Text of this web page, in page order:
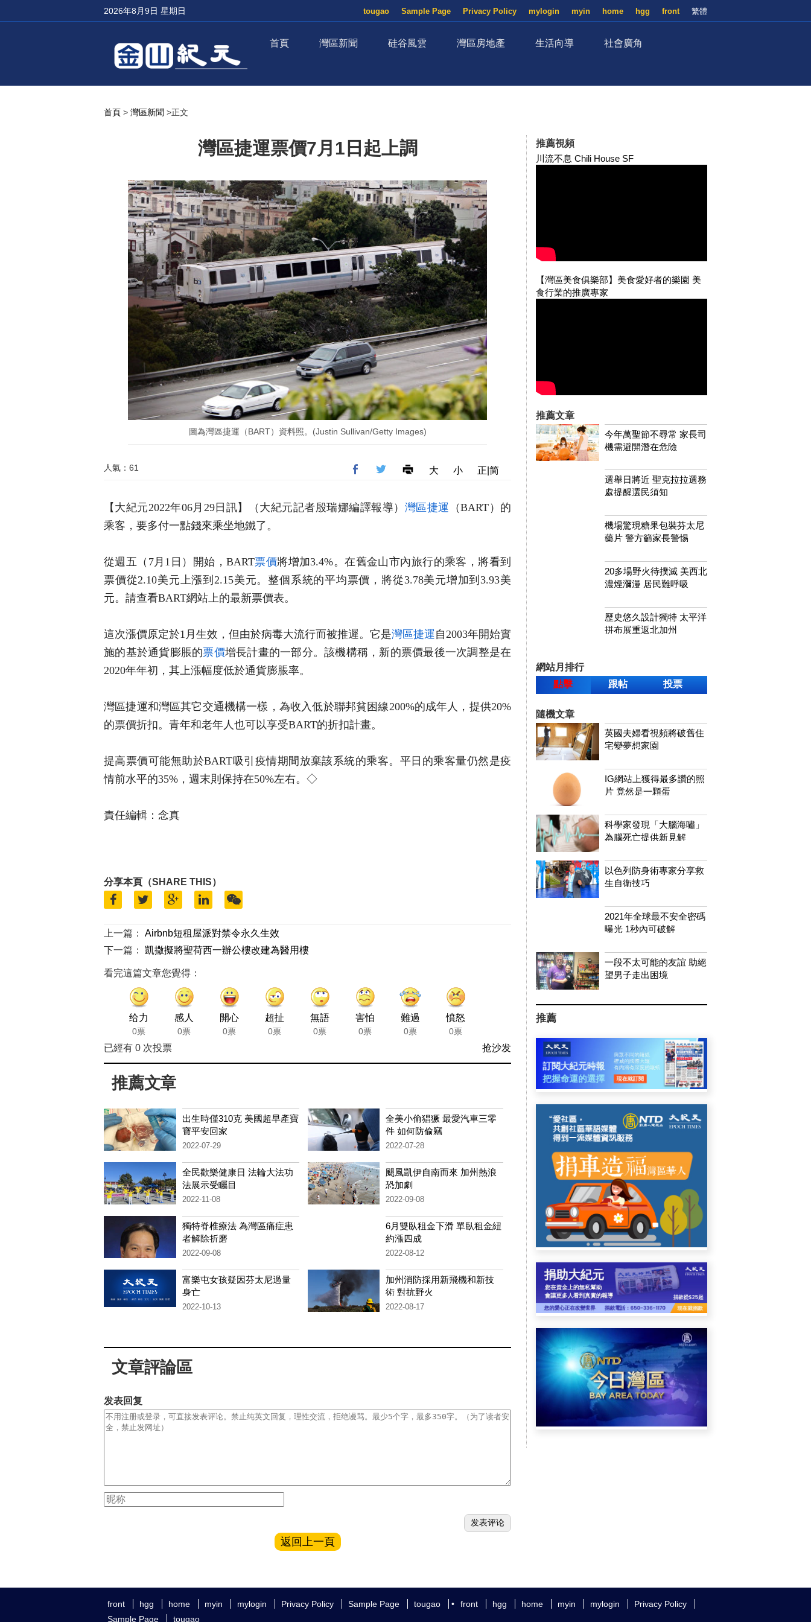
2026年8月9日 星期日 繁體
front
hgg
home
myin
mylogin
Privacy Policy
Sample Page
tougao
首頁 灣區新聞 硅谷風雲 灣區房地產 生活向導 社會廣角
首頁 > 灣區新聞 >正文
灣區捷運票價7月1日起上調
圖為灣區捷運（BART）資料照。(Justin Sullivan/Getty Images)
人氣：61 大 小 正|简
【大紀元2022年06月29日訊】（大紀元記者殷瑞娜編譯報導） 灣區捷運 （BART）的
乘客，要多付一點錢來乘坐地鐵了。
從週五（7月1日）開始，BART票價將增加3.4%。在舊金山市內旅行的乘客，將看到
票價從2.10美元上漲到2.15美元。整個系統的平均票價，將從3.78美元增加到3.93美
元。請查看BART網站上的最新票價表。
這次漲價原定於1月生效，但由於病毒大流行而被推遲。它是灣區捷運自2003年開始實
施的基於通貨膨脹的票價增長計畫的一部分。該機構稱，新的票價最後一次調整是在
2020年年初，其上漲幅度低於通貨膨脹率。
灣區捷運和灣區其它交通機構一樣，為收入低於聯邦貧困線200%的成年人，提供20%
的票價折扣。青年和老年人也可以享受BART的折扣計畫。
提高票價可能無助於BART吸引疫情期間放棄該系統的乘客。平日的乘客量仍然是疫
情前水平的35%，週末則保持在50%左右。◇
責任編輯：念真
分享本頁（SHARE THIS）
上一篇：
Airbnb短租屋派對禁令永久生效
下一篇：
凱撒擬將聖荷西一辦公樓改建為醫用樓
看完這篇文章您覺得：
给力
0票
感人
0票
開心
0票
超扯
0票
無語
0票
害怕
0票
難過
0票
憤怒
0票
已經有 0 次投票 抢沙发
推薦文章
出生時僅310克 美國超早產寶
寶平安回家
2022-07-29
全美小偷猖獗 最愛汽車三零
件 如何防偷竊
2022-07-28
全民歡樂健康日 法輪大法功
法展示受矚目
2022-11-08
颶風凱伊自南而來 加州熱浪
恐加劇
2022-09-08
獨特脊椎療法 為灣區痛症患
者解除折磨
2022-09-08
6月雙臥租金下滑 單臥租金紐
約漲四成
2022-08-12
富樂屯女孩疑因芬太尼過量
身亡
2022-10-13
加州消防採用新飛機和新技
術 對抗野火
2022-08-17
文章評論區
发表回复
返回上一頁
推薦視頻
川流不息 Chili House SF
【灣區美食俱樂部】美食愛好者的樂園 美
食行業的推廣專家
推薦文章
今年萬聖節不尋常 家長司
機需避開潛在危險
選舉日將近 聖克拉拉選務
處提醒選民須知
機場驚現糖果包裝芬太尼
藥片 警方籲家長警惕
20多場野火待撲滅 美西北
濃煙瀰漫 居民難呼吸
歷史悠久設計獨特 太平洋
拼布展重返北加州
網站月排行
點擊
跟帖 投票
隨機文章
英國夫婦看視頻將破舊住
宅變夢想家園
IG網站上獲得最多讚的照
片 竟然是一顆蛋
科學家發現「大腦海嘯」
為腦死亡提供新見解
以色列防身術專家分享救
生自衛技巧
2021年全球最不安全密碼
曝光 1秒內可破解
一段不太可能的友誼 助絕
望男子走出困境
推薦
front hgg home myin mylogin Privacy Policy Sample Page tougao • front hgg home myin mylogin
Privacy Policy
Sample Page
tougao